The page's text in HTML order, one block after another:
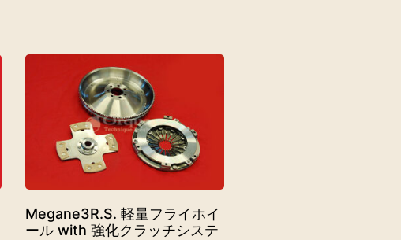
Megane3R.S. 軽量フライホイ
ール with 強化クラッチシステ